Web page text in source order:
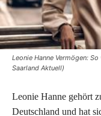
Leonie Hanne Vermögen:
Saarland Aktuell)
Leonie Hanne gehört
Deutschland und hat